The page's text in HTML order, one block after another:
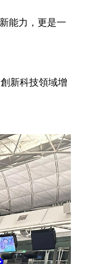
能力，更是一
新科技領域增